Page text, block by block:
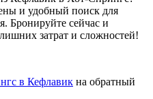
и удобный поиск для
Бронируйте сейчас и
затрат и сложностей!
в Кефлавик на обратный